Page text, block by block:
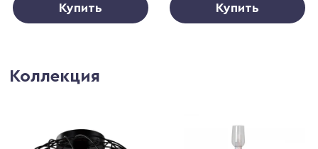
Купить Купить
Коллекция